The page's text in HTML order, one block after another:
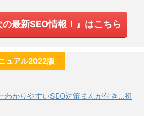
の最新SEO情報！』はこちら
ュアル2022版
わかりやすいSEO対策まんが付き…初